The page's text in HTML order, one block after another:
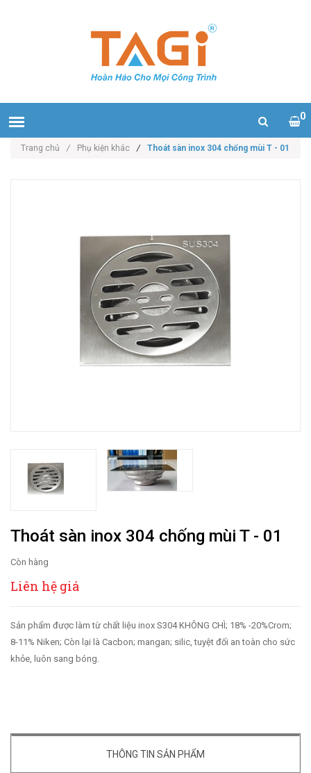
0
Trang chủ / Phụ kiện khác / Thoát sàn inox 304 chống mùi T - 01
Thoát sàn inox 304 chống mùi T - 01
Còn hàng
Liên hệ giá
Sản phẩm được làm từ chất liệu inox S304 KHÔNG CHÌ; 18% -20%Crom;
8-11% Niken; Còn lại là Cacbon; mangan; silic, tuyệt đối an toàn cho sức
khỏe, luôn sang bóng.
THÔNG TIN SẢN PHẨM